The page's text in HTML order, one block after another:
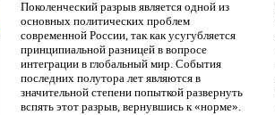
Поколенческий разрыв является одной из
основных политических проблем
современной России, так как усугубляется
принципиальной разницей в вопросе
интеграции в глобальный мир. События
последних полутора лет являются в
значительной степени попыткой развернуть
вспять этот разрыв, вернувшись к «норме».